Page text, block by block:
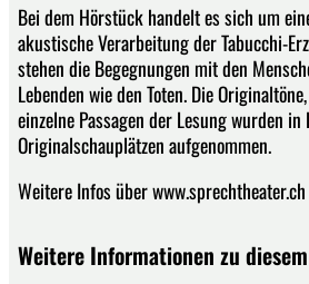
Bei dem Hörstück handelt es sich um
akustische Verarbeitung der Tabucchi-
stehen die Begegnungen mit den
Lebenden wie den Toten. Die
einzelne Passagen der Lesung wurden in
Originalschauplätzen aufgenommen.
Weitere Infos über www.sprechtheater.ch
Weitere Informationen zu